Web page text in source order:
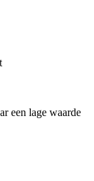
een lage waarde